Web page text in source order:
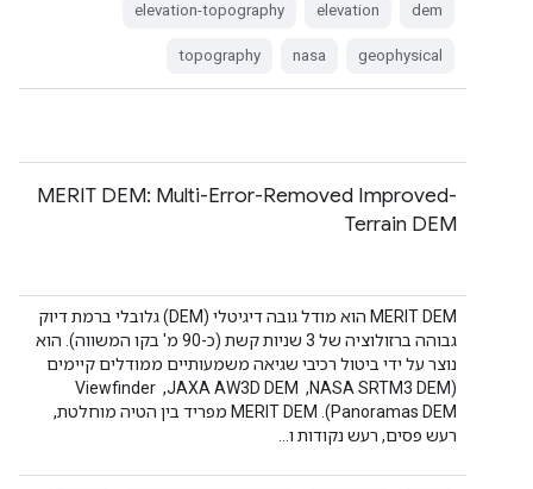
dem
elevation
elevation-topography
geophysical
nasa
topography
MERIT DEM: Multi-Error-Removed Improved-
Terrain DEM
‫MERIT DEM הוא מודל גובה דיגיטלי (DEM) גלובלי ברמת דיוק
גבוהה ברזולוציה של 3 שניות קשת (כ-90 מ' בקו המשווה). הוא
נוצר על ידי ביטול רכיבי שגיאה משמעותיים ממודלים קיימים
(NASA SRTM3 DEM, ‏ JAXA AW3D DEM, ‏ Viewfinder
Panoramas DEM). ‫MERIT DEM מפריד בין הטיה מוחלטת,
רעש פסים, רעש נקודות ו…